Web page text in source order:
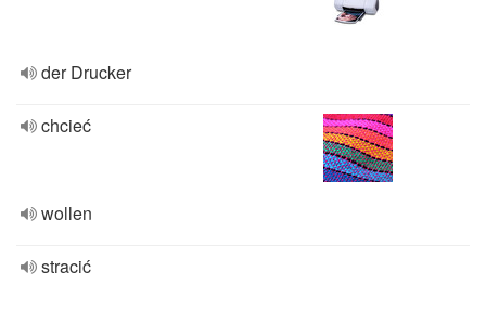
der Drucker
chcieć
wollen
stracić